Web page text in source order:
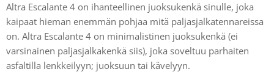
Altra Escalante 4 on ihanteellinen juoksukenkä sinulle, joka
kaipaat hieman enemmän pohjaa mitä paljasjalkatennareissa
on. Altra Escalante 4 on minimalistinen juoksukenkä (ei
varsinainen paljasjalkakenkä siis), joka soveltuu parhaiten
asfaltilla lenkkeilyyn; juoksuun tai kävelyyn.